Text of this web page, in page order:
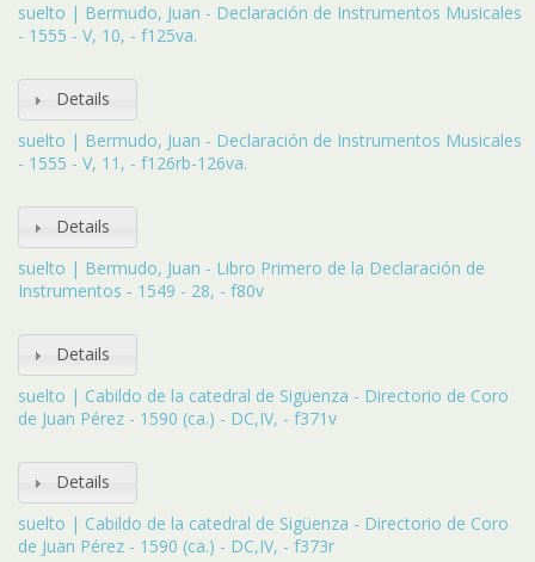
suelto | Bermudo, Juan - Declaración de Instrumentos Musicales
- 1555 - V, 10, - f125va.
Details
suelto | Bermudo, Juan - Declaración de Instrumentos Musicales
- 1555 - V, 11, - f126rb-126va.
Details
suelto | Bermudo, Juan - Libro Primero de la Declaración de
Instrumentos - 1549 - 28, - f80v
Details
suelto | Cabildo de la catedral de Sigüenza - Directorio de Coro
de Juan Pérez - 1590 (ca.) - DC,IV, - f371v
Details
suelto | Cabildo de la catedral de Sigüenza - Directorio de Coro
de Juan Pérez - 1590 (ca.) - DC,IV, - f373r